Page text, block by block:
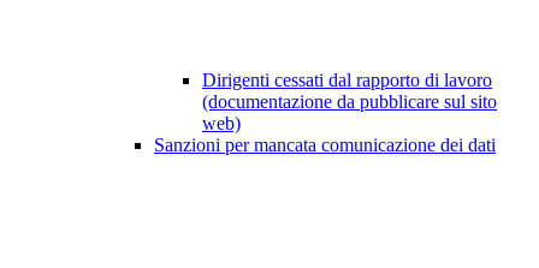
Dirigenti cessati dal rapporto di lavoro
(documentazione da pubblicare sul sito
web)
Sanzioni per mancata comunicazione dei dati